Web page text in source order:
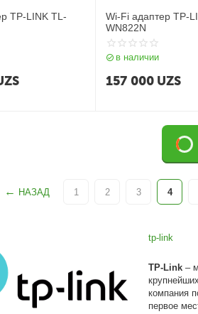
tp-link
TP-Link –
компания
первое
TP-LINK TL-
Wi-Fi адаптер TP-
WN822N
в наличии
157 000 UZS
НАЗАД 1 2 3 4